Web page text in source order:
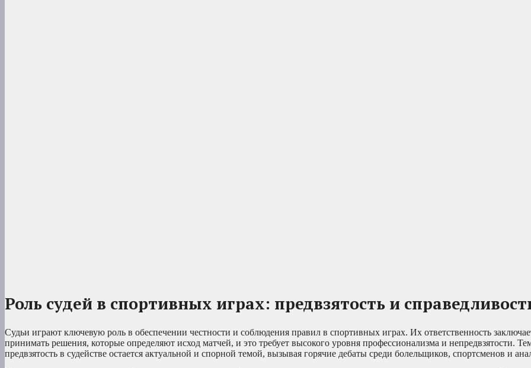
Роль судей в спортивных играх: предвзятость и
Судьи играют ключевую роль в обеспечении честности и соблюдения правил в спортивных играх. Их ответственность
принимать решения, которые определяют исход матчей, и это требует высокого уровня профессионализма и непредвзятости.
предвзятость в судействе остается актуальной и спорной темой, вызывая горячие дебаты среди болельщиков, спортсменов и